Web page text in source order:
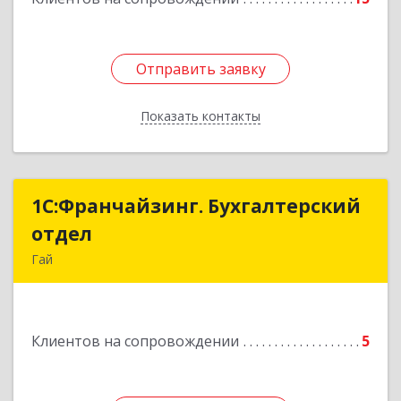
Отправить заявку
Показать контакты
Отправить заявку
Назад
1С:Франчайзинг. Бухгалтерский
отдел
Гай
Клиентов на сопровождении 5
1С:Франчайзинг. Бухгалтерский
Подробнее